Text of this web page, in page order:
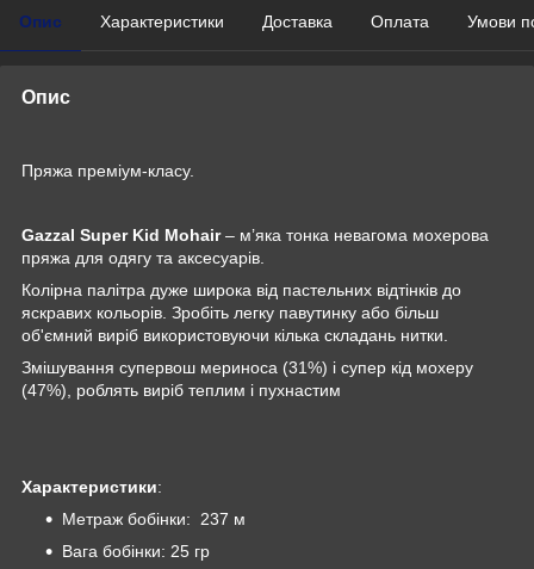
Опис Характеристики Доставка Оплата Умови
Опис
Пряжа преміум-класу.
Gazzal Super Kid Mohair– м’яка тонка невагома мохерова
пряжа для одягу та аксесуарів.
Колірна палітра дуже широка від пастельних відтінків до
яскравих кольорів. Зробіть легку павутинку або більш
об'ємний виріб використовуючи кілька складань нитки.
Змішування супервош мериноса (31%) і супер кід мохеру
(47%), роблять виріб теплим і пухнастим
Характеристики:
Метраж бобінки: 237 м
Вага бобінки: 25 гр